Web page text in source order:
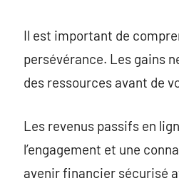
Il est important de
persévérance. Les gains
des ressources avant de
Les revenus passifs en
l’engagement et une
avenir financier sécurisé